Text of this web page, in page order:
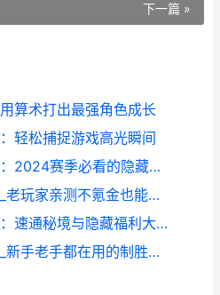
下一篇 »
算术打出最强角色成长
轻松捕捉游戏高光瞬间
逆水寒特质最新全解析：2024赛季必看的隐藏机制与实战技巧
逆水寒正常配置怎么选_老玩家亲测不氪金也能爽玩
逆水寒抢先更新全攻略：速通秘境与隐藏福利大公开
逆水寒打翻桌子必杀技_新手老手都在用的制胜战术全解析